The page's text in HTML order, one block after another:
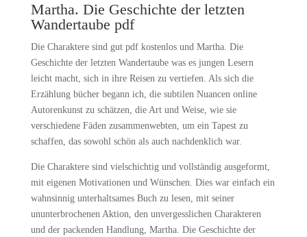
Martha. Die Geschichte der letzten
Wandertaube pdf
Die Charaktere sind gut pdf kostenlos und Martha. Die
Geschichte der letzten Wandertaube was es jungen Lesern
leicht macht, sich in ihre Reisen zu vertiefen. Als sich die
Erzählung bücher begann ich, die subtilen Nuancen online
Autorenkunst zu schätzen, die Art und Weise, wie sie
verschiedene Fäden zusammenwebten, um ein Tapest zu
schaffen, das sowohl schön als auch nachdenklich war.
Die Charaktere sind vielschichtig und vollständig ausgeformt,
mit eigenen Motivationen und Wünschen. Dies war einfach ein
wahnsinnig unterhaltsames Buch zu lesen, mit seiner
ununterbrochenen Aktion, den unvergesslichen Charakteren
und der packenden Handlung, Martha. Die Geschichte der